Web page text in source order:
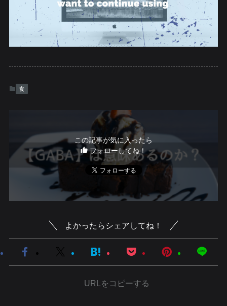
食
この記事が気に入ったら
フォローしてね！
よかったらシェアしてね！
URLをコピーする